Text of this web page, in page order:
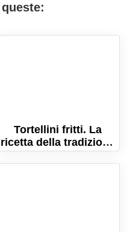
Tortellini fritti. La
ricetta della tradizione
bolognese!